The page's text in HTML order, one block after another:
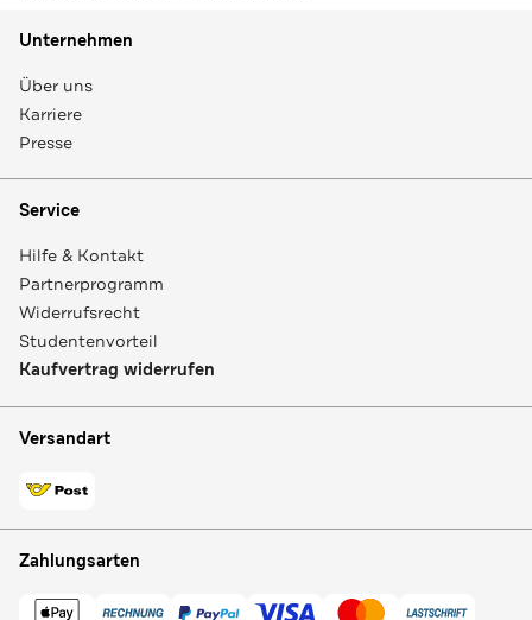
Unternehmen
Über uns
Karriere
Presse
Service
Hilfe & Kontakt
Partnerprogramm
Widerrufsrecht
Studentenvorteil
Kaufvertrag widerrufen
Versandart
Zahlungsarten